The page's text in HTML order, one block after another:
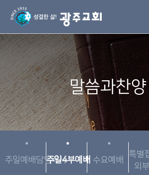
1
말씀과찬양
주일예배담임목사주일4부예배 수요예배
특별
외